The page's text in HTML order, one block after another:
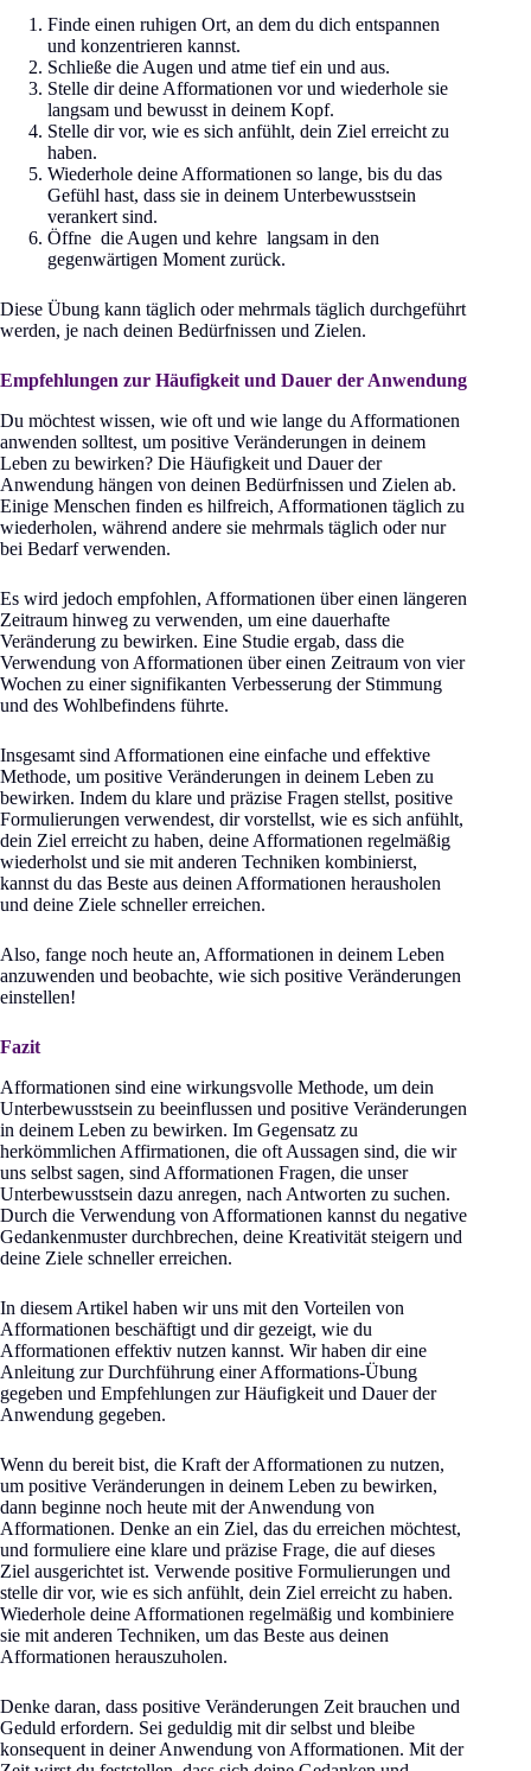
Finde einen ruhigen Ort, an dem du dich entspannen
und konzentrieren kannst.
Schließe die Augen und atme tief ein und aus.
Stelle dir deine Afformationen vor und wiederhole sie
langsam und bewusst in deinem Kopf.
Stelle dir vor, wie es sich anfühlt, dein Ziel erreicht zu
haben.
Wiederhole deine Afformationen so lange, bis du das
Gefühl hast, dass sie in deinem Unterbewusstsein
verankert sind.
Öffne die Augen und kehre langsam in den
gegenwärtigen Moment zurück.
Diese Übung kann täglich oder mehrmals täglich durchgeführt
werden, je nach deinen Bedürfnissen und Zielen.
Empfehlungen zur Häufigkeit und Dauer der Anwendung
Du möchtest wissen, wie oft und wie lange du Afformationen
anwenden solltest, um positive Veränderungen in deinem
Leben zu bewirken? Die Häufigkeit und Dauer der
Anwendung hängen von deinen Bedürfnissen und Zielen ab.
Einige Menschen finden es hilfreich, Afformationen täglich zu
wiederholen, während andere sie mehrmals täglich oder nur
bei Bedarf verwenden.
Es wird jedoch empfohlen, Afformationen über einen längeren
Zeitraum hinweg zu verwenden, um eine dauerhafte
Veränderung zu bewirken. Eine Studie ergab, dass die
Verwendung von Afformationen über einen Zeitraum von vier
Wochen zu einer signifikanten Verbesserung der Stimmung
und des Wohlbefindens führte.
Insgesamt sind Afformationen eine einfache und effektive
Methode, um positive Veränderungen in deinem Leben zu
bewirken. Indem du klare und präzise Fragen stellst, positive
Formulierungen verwendest, dir vorstellst, wie es sich anfühlt,
dein Ziel erreicht zu haben, deine Afformationen regelmäßig
wiederholst und sie mit anderen Techniken kombinierst,
kannst du das Beste aus deinen Afformationen herausholen
und deine Ziele schneller erreichen.
Also, fange noch heute an, Afformationen in deinem Leben
anzuwenden und beobachte, wie sich positive Veränderungen
einstellen!
Fazit
Afformationen sind eine wirkungsvolle Methode, um dein
Unterbewusstsein zu beeinflussen und positive Veränderungen
in deinem Leben zu bewirken. Im Gegensatz zu
herkömmlichen Affirmationen, die oft Aussagen sind, die wir
uns selbst sagen, sind Afformationen Fragen, die unser
Unterbewusstsein dazu anregen, nach Antworten zu suchen.
Durch die Verwendung von Afformationen kannst du negative
Gedankenmuster durchbrechen, deine Kreativität steigern und
deine Ziele schneller erreichen.
In diesem Artikel haben wir uns mit den Vorteilen von
Afformationen beschäftigt und dir gezeigt, wie du
Afformationen effektiv nutzen kannst. Wir haben dir eine
Anleitung zur Durchführung einer Afformations-Übung
gegeben und Empfehlungen zur Häufigkeit und Dauer der
Anwendung gegeben.
Wenn du bereit bist, die Kraft der Afformationen zu nutzen,
um positive Veränderungen in deinem Leben zu bewirken,
dann beginne noch heute mit der Anwendung von
Afformationen. Denke an ein Ziel, das du erreichen möchtest,
und formuliere eine klare und präzise Frage, die auf dieses
Ziel ausgerichtet ist. Verwende positive Formulierungen und
stelle dir vor, wie es sich anfühlt, dein Ziel erreicht zu haben.
Wiederhole deine Afformationen regelmäßig und kombiniere
sie mit anderen Techniken, um das Beste aus deinen
Afformationen herauszuholen.
Denke daran, dass positive Veränderungen Zeit brauchen und
Geduld erfordern. Sei geduldig mit dir selbst und bleibe
konsequent in deiner Anwendung von Afformationen. Mit der